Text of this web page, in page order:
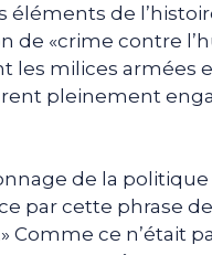
éléments de
«crime contre
milices armées
pleinement
de la
par cette phrase
Comme ce n’était